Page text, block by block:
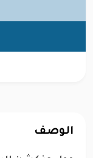
الوصف